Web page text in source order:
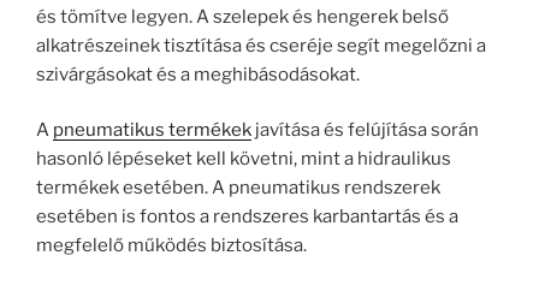
és tömítve legyen. A szelepek és hengerek belső
alkatrészeinek tisztítása és cseréje segít megelőzni a
szivárgásokat és a meghibásodásokat.
A pneumatikus termékek javítása és felújítása során
hasonló lépéseket kell követni, mint a hidraulikus
termékek esetében. A pneumatikus rendszerek
esetében is fontos a rendszeres karbantartás és a
megfelelő működés biztosítása.